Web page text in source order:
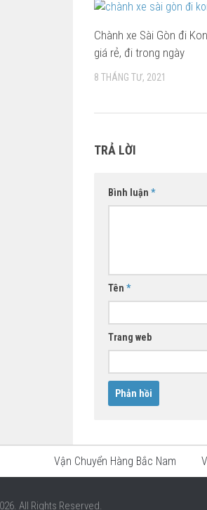
Chành xe Sài Gòn đi
giá rẻ, đi trong ngày
8 THÁNG TƯ, 2021
TRẢ LỜI
Bình luận *
Tên *
Trang web
Vận Chuyển Hàng Bắc Nam
All Rights Reserved.